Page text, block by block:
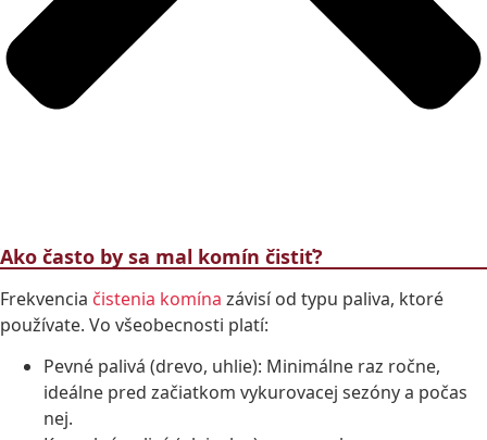
Ako často by sa mal komín čistiť?
Frekvencia čistenia komína závisí od typu paliva, ktoré
používate. Vo všeobecnosti platí:
Pevné palivá (drevo, uhlie): Minimálne raz ročne,
ideálne pred začiatkom vykurovacej sezóny a počas
nej.